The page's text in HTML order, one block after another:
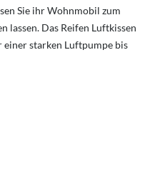
Sie ihr Wohnmobil zum
lassen. Das Reifen Luftkissen
starken Luftpumpe bis